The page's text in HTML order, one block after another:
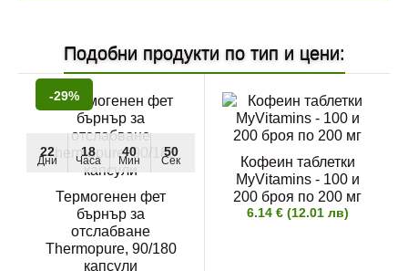
Подобни продукти по тип и цени:
-29%
22
Дни
18
Часа
40
Мин
49
Сек
Термогенен фет
бърнър за
отслабване
Thermopure, 90/180
капсули
Кофеин таблетки
MyVitamins - 100 и
200 броя по 200 мг
6.14 € (12.01 лв)